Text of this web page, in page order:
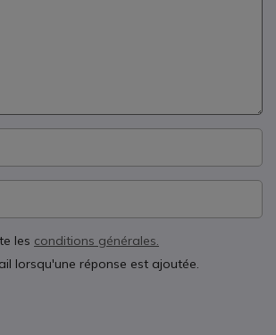
les conditions générales.
lorsqu'une réponse est ajoutée.